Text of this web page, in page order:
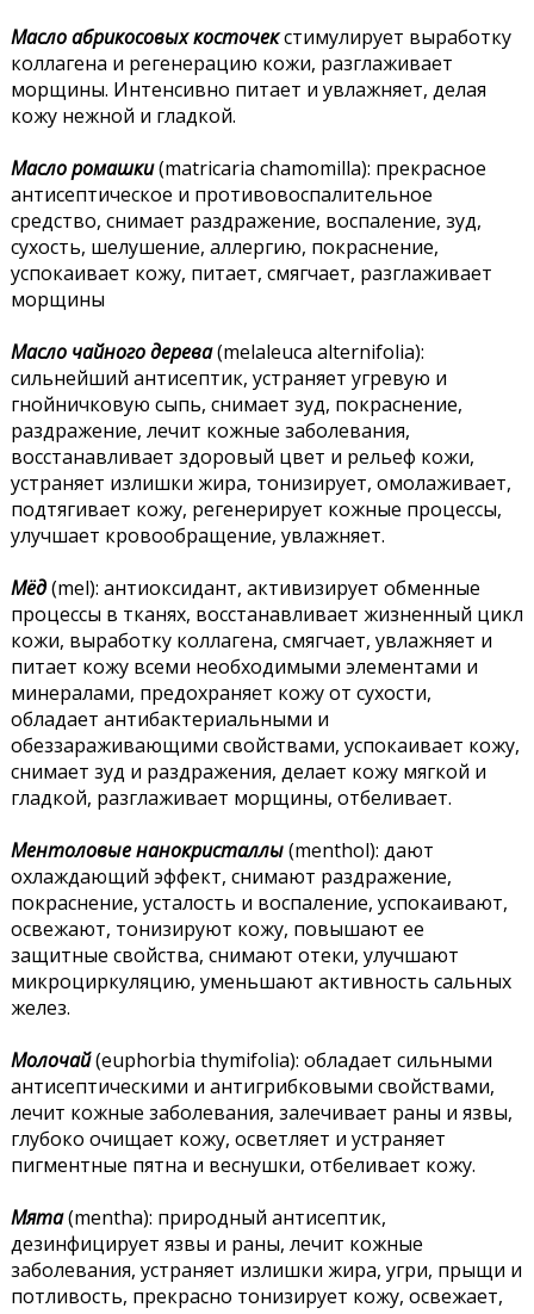
Масло абрикосовых косточекстимулирует выработку
коллагена и регенерацию кожи, разглаживает
морщины. Интенсивно питает и увлажняет, делая
кожу нежной и гладкой.
Масло ромашки(matricaria chamomilla): прекрасное
антисептическое и противовоспалительное
средство, снимает раздражение, воспаление, зуд,
сухость, шелушение, аллергию, покраснение,
успокаивает кожу, питает, смягчает, разглаживает
морщины
Масло чайного дерева(melaleuca alternifolia):
сильнейший антисептик, устраняет угревую и
гнойничковую сыпь, снимает зуд, покраснение,
раздражение, лечит кожные заболевания,
восстанавливает здоровый цвет и рельеф кожи,
устраняет излишки жира, тонизирует, омолаживает,
подтягивает кожу, регенерирует кожные процессы,
улучшает кровообращение, увлажняет.
Мёд(mel): антиоксидант, активизирует обменные
процессы в тканях, восстанавливает жизненный цикл
кожи, выработку коллагена, смягчает, увлажняет и
питает кожу всеми необходимыми элементами и
минералами, предохраняет кожу от сухости,
обладает антибактериальными и
обеззараживающими свойствами, успокаивает кожу,
снимает зуд и раздражения, делает кожу мягкой и
гладкой, разглаживает морщины, отбеливает.
Ментоловые нанокристаллы(menthol): дают
охлаждающий эффект, снимают раздражение,
покраснение, усталость и воспаление, успокаивают,
освежают, тонизируют кожу, повышают ее
защитные свойства, снимают отеки, улучшают
микроциркуляцию, уменьшают активность сальных
желез.
Молочай(euphorbia thymifolia): обладает сильными
антисептическими и антигрибковыми свойствами,
лечит кожные заболевания, залечивает раны и язвы,
глубоко очищает кожу, осветляет и устраняет
пигментные пятна и веснушки, отбеливает кожу.
Мята(mentha): природный антисептик,
дезинфицирует язвы и раны, лечит кожные
заболевания, устраняет излишки жира, угри, прыщи и
потливость, прекрасно тонизирует кожу, освежает,